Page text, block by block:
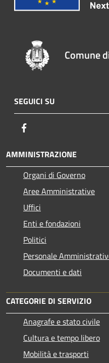
Comune
SEGUICI SU
AMMINISTRAZIONE
Organi di Governo
Aree Amministrative
Uffici
Enti e fondazioni
Politici
Personale
Documenti e dati
CATEGORIE DI SERVIZIO
Anagrafe e stato civile
Cultura e tempo libero
Mobilità e trasporti